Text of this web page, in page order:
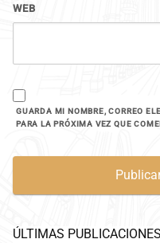
WEB
GUARDA MI NOMBRE, CORREO
PARA LA PRÓXIMA VEZ QUE
ÚLTIMAS PUBLICACIONES